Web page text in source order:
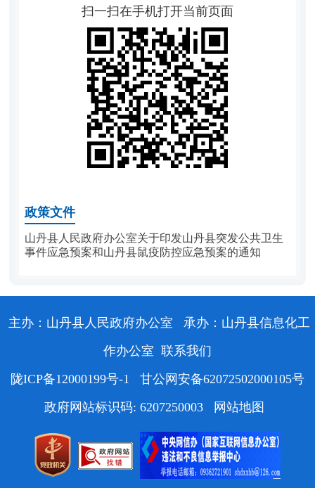
扫一扫在手机打开当前页面
政策文件
山丹县人民政府办公室关于印发山丹县突发公共卫生
事件应急预案和山丹县鼠疫防控应急预案的通知
主办：山丹县人民政府办公室
承办：山丹县信息化工
作办公室 联系我们
陇ICP备12000199号-1
甘公网安备62072502000105号
政府网站标识码: 6207250003
网站地图